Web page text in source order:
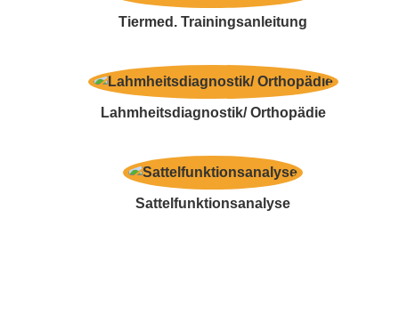
Tiermed. Trainingsanleitung
Lahmheitsdiagnostik/ Orthopädie
Sattelfunktionsanalyse